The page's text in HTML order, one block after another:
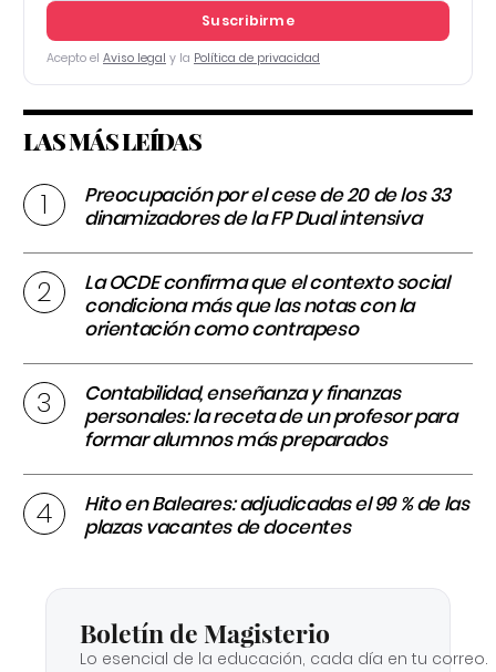
Suscribirme
Acepto el Aviso legal y la Política de privacidad
LAS MÁS LEÍDAS
Preocupación por el cese de 20 de los 33
dinamizadores de la FP Dual intensiva
La OCDE confirma que el contexto social
condiciona más que las notas con la
orientación como contrapeso
Contabilidad, enseñanza y finanzas
personales: la receta de un profesor para
formar alumnos más preparados
Hito en Baleares: adjudicadas el 99 % de las
plazas vacantes de docentes
Boletín de Magisterio
Lo esencial de la educación, cada día en tu correo.